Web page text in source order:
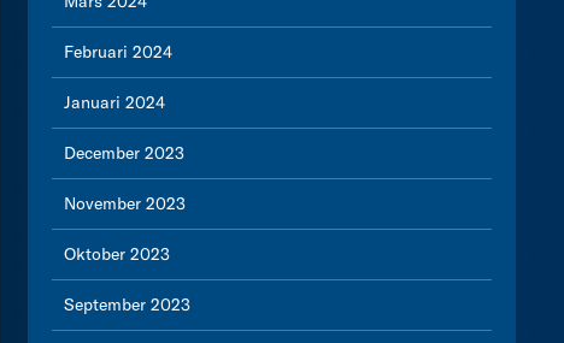
Februari 2024
Januari 2024
December 2023
November 2023
Oktober 2023
September 2023